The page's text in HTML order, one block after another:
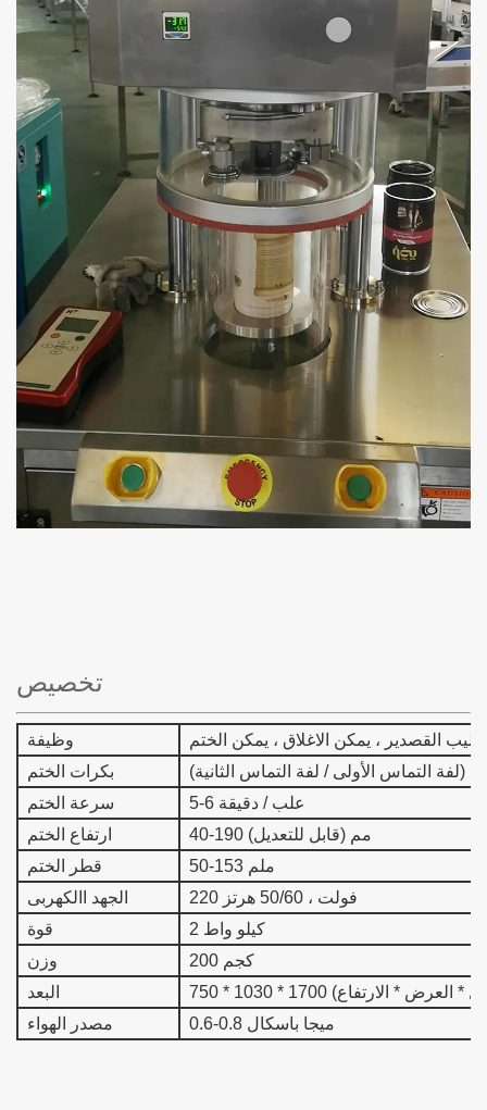
تخصيص
وظيفة
القصدير ، يمكن الاغلاق ، يمكن الختم
بكرات الختم
(لفة التماس الأولى / لفة التماس الثانية)
سرعة الختم
5-6 علب / دقيقة
ارتفاع الختم
40-190 مم (قابل للتعديل)
قطر الختم
50-153 ملم
الجهد االكهربى
220 فولت ، 50/60 هرتز
قوة
2 كيلو واط
وزن
200 كجم
البعد
مم (الطول * العرض * الارتفاع)
0.6-0.8 ميجا باسكال